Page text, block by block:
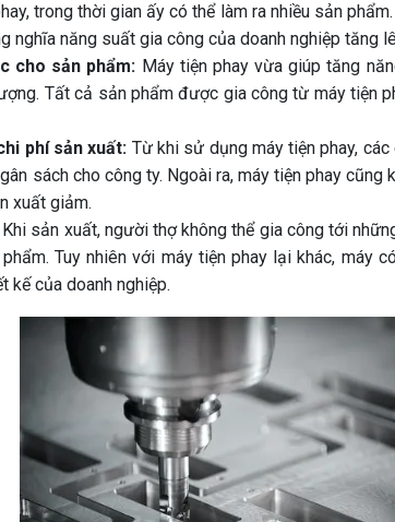
trong thời gian ấy có thể làm ra nhiều sản
nghĩa năng suất gia công của doanh nghiệp tăng
cho sản phẩm: Máy tiện phay vừa giúp tăng
Tất cả sản phẩm được gia công từ máy tiện
phí sản xuất: Từ khi sử dụng máy tiện phay,
sách cho công ty. Ngoài ra, máy tiện phay
xuất giảm.
sản xuất, người thợ không thể gia công tới
Tuy nhiên với máy tiện phay lại khác, máy
kế của doanh nghiệp.